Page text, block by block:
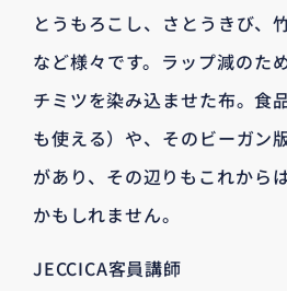
とうもろこし、さとうきび、
など様々です。ラップ減のた
チミツを染み込ませた布。食
も使える）や、そのビーガン
があり、その辺りもこれから
かもしれません。
JECCICA客員講師